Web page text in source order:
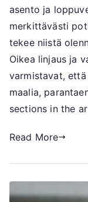
asento ja
merkittävästi
tekee niistä
Oikea linjaus ja
varmistavat,
maalia,
sections in the
Read More